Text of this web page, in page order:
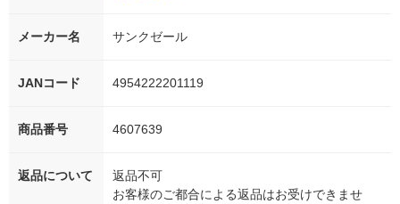
メーカー名 サンクゼール
JANコード 4954222201119
商品番号 4607639
返品について
返品不可
お客様のご都合による返品はお受けできませ